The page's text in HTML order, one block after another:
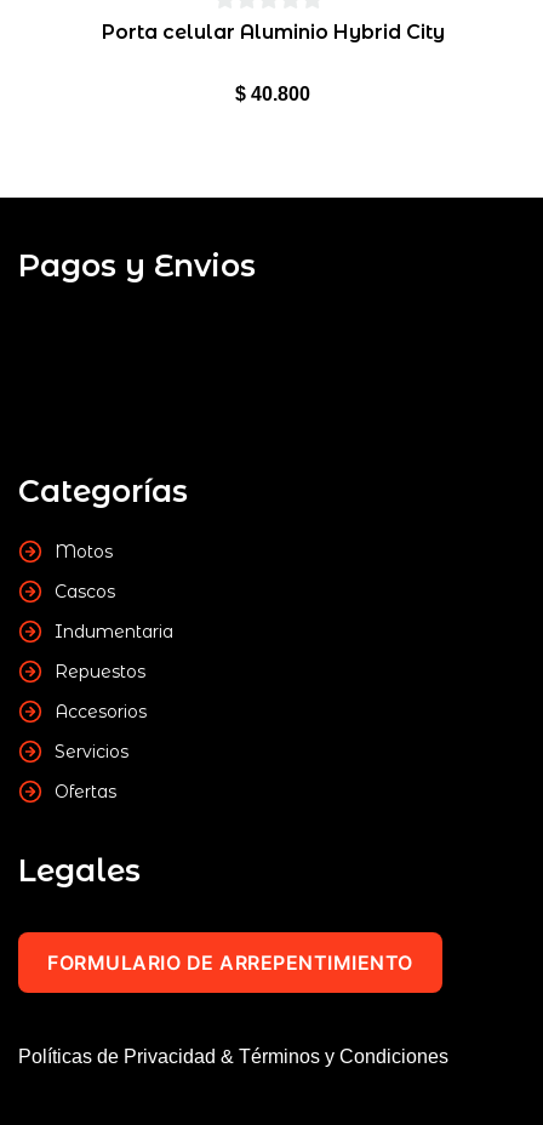
0
Porta celular Aluminio Hybrid City
$ 40.800
Pagos y Envios
Categorías
Motos
Cascos
Indumentaria
Repuestos
Accesorios
Servicios
Ofertas
Legales
FORMULARIO DE ARREPENTIMIENTO
Políticas de Privacidad & Términos y Condiciones